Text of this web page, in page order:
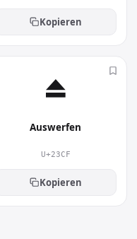
Kopieren
⏏︎
Auswerfen
U+23CF
Kopieren